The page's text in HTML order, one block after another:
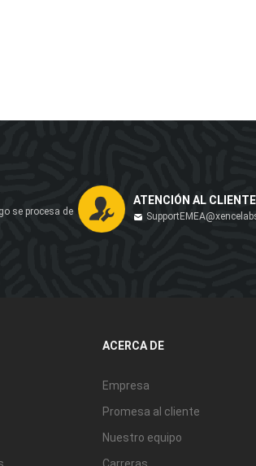
se procesa de
ATENCIÓN AL CLIENTE
ACERCA DE
Empresa
Promesa al cliente
Nuestro equipo
Carreras